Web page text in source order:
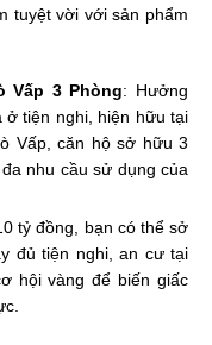
tuyệt vời với sản phẩm
Vấp 3 Phòng: Hưởng
ở tiện nghi, hiện hữu tại
Vấp, căn hộ sở hữu 3
nhu cầu sử dụng của
tỷ đồng, bạn có thể sở
đủ tiện nghi, an cư tại
hội vàng để biến giấc